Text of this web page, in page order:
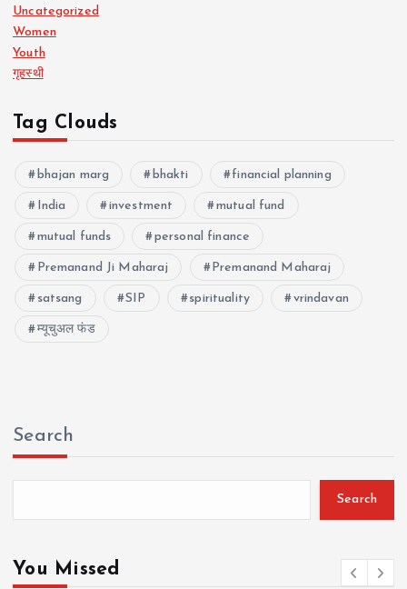
Uncategorized
Women
Youth
गृहस्थी
Tag Clouds
bhajan marg bhakti financial planning
India investment mutual fund
mutual funds personal finance
Premanand Ji Maharaj Premanand Maharaj
satsang SIP spirituality vrindavan
म्यूचुअल फंड
Search
Search
You Missed